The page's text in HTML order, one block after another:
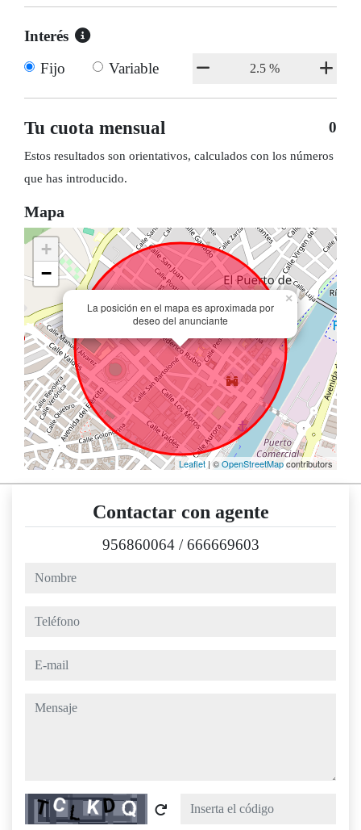
Interés
Fijo
Variable
Tu cuota mensual 0
Estos resultados son orientativos, calculados con los números
que has introducido.
Mapa
La posición en el mapa es aproximada por
deseo del anunciante
×
+
−
Leaflet | ©OpenStreetMapcontributors
Contactar con agente
956860064 /666669603
nombre
teléfono
e-mail
mensaje
Captcha